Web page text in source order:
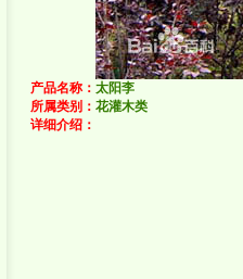
产品名称： 太阳李
所属类别： 花灌木类
详细介绍：